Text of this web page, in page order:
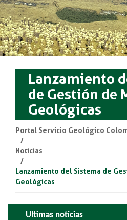
Lanzamiento
de Gestión de
Geológicas
Portal Servicio Geológico
Noticias
Lanzamiento del Sistema de
Geológicas
Ultimas noticias